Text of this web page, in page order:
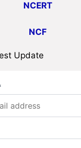
NCERT
NCF
Update